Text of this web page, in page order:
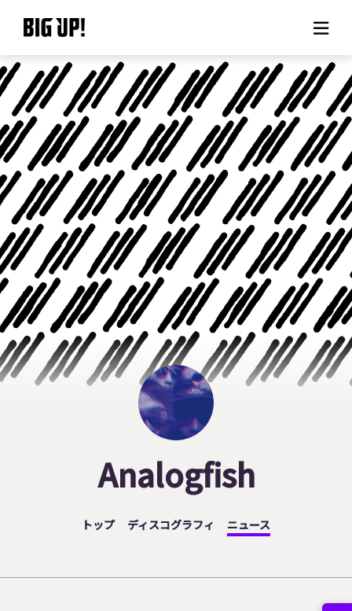
BIG UP!について
ニュース
料金プラン
サポート
ご利用の流れ
よくある質問
Analogfish
トップ ディスコグラフィ ニュース